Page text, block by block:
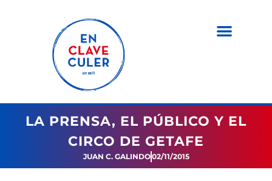
LA PRENSA, EL PÚBLICO Y EL
CIRCO DE GETAFE
JUAN C. GALINDO02/11/2015